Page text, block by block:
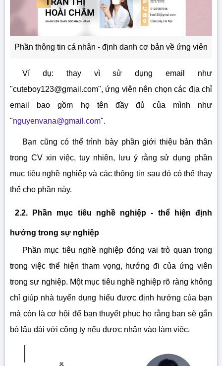
Phần thông tin cá nhân - định danh cơ bản về ứng viên
Ví dụ: thay vì sử dụng email như
"cuteboy123@gmail.com", ứng viên nên chọn các địa chỉ
email bao gồm họ tên đầy đủ của mình như
"nguyenvana@gmail.com".
Bạn cũng có thể trình bày phần giới thiệu bản thân
trong CV xin việc, tuy nhiên, lưu ý rằng sử dụng phần
mục tiêu nghề nghiệp và các thông tin sau đó có thể thay
thế cho phần này.
2.2. Phần mục tiêu nghề nghiệp - thể hiện định
hướng trong sự nghiệp
Phần mục tiêu nghề nghiệp đóng vai trò quan trọng
trong việc thể hiện tham vọng, hướng đi của ứng viên
trong sự nghiệp. Một mục tiêu nghề nghiệp rõ ràng không
chỉ giúp nhà tuyển dụng hiểu được định hướng của bạn
mà còn là cơ hội để bạn thuyết phục họ rằng bạn sẽ gắn
bó lâu dài với công ty nếu được nhận vào làm việc.